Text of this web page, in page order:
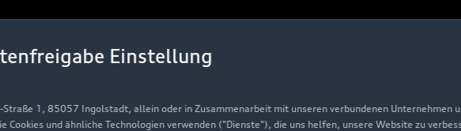
Einstellung
Straße 1, 85057 Ingolstadt, allein oder in Zusammenarbeit mit unseren verbundenen
Cookies und ähnliche Technologien verwenden ("Dienste"), die uns helfen, unsere Website zu
Über Audi
Karriere